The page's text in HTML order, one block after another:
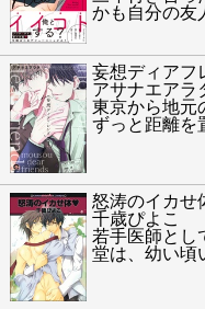
かも自分の友
妄想ディアフ
アサナエアラ
東京から地元
ずっと距離を
怒涛のイカせ
千歳ぴよこ
若手医師とし
堂は、幼い頃